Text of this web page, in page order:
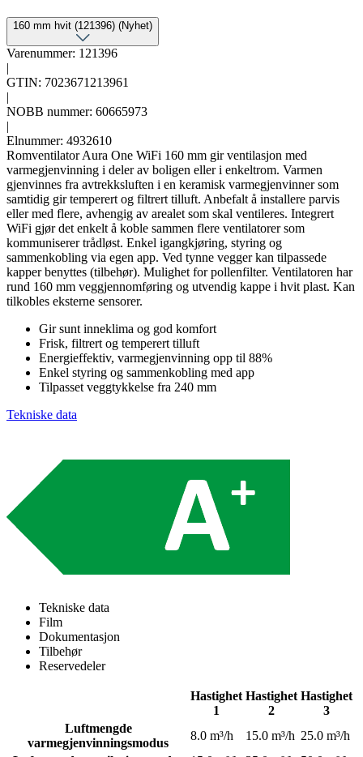
160 mm hvit (121396) (Nyhet)
Varenummer: 121396
|
GTIN: 7023671213961
|
NOBB nummer: 60665973
|
Elnummer: 4932610
Romventilator Aura One WiFi 160 mm gir ventilasjon med
varmegjenvinning i deler av boligen eller i enkeltrom. Varmen
gjenvinnes fra avtrekksluften i en keramisk varmegjenvinner som
samtidig gir temperert og filtrert tilluft. Anbefalt å installere parvis
eller med flere, avhengig av arealet som skal ventileres. Integrert
WiFi gjør det enkelt å koble sammen flere ventilatorer som
kommuniserer trådløst. Enkel igangkjøring, styring og
sammenkobling via egen app. Ved tynne vegger kan tilpassede
kapper benyttes (tilbehør). Mulighet for pollenfilter. Ventilatoren har
rund 160 mm veggjennomføring og utvendig kappe i hvit plast. Kan
tilkobles eksterne sensorer.
Gir sunt inneklima og god komfort
Frisk, filtrert og temperert tilluft
Energieffektiv, varmegjenvinning opp til 88%
Enkel styring og sammenkobling med app
Tilpasset veggtykkelse fra 240 mm
Tekniske data
Tekniske data
Film
Dokumentasjon
Tilbehør
Reservedeler
Hastighet
1
Hastighet
2
Hastighet
3
Luftmengde
varmegjenvinningsmodus
8.0 m³/h 15.0 m³/h 25.0 m³/h